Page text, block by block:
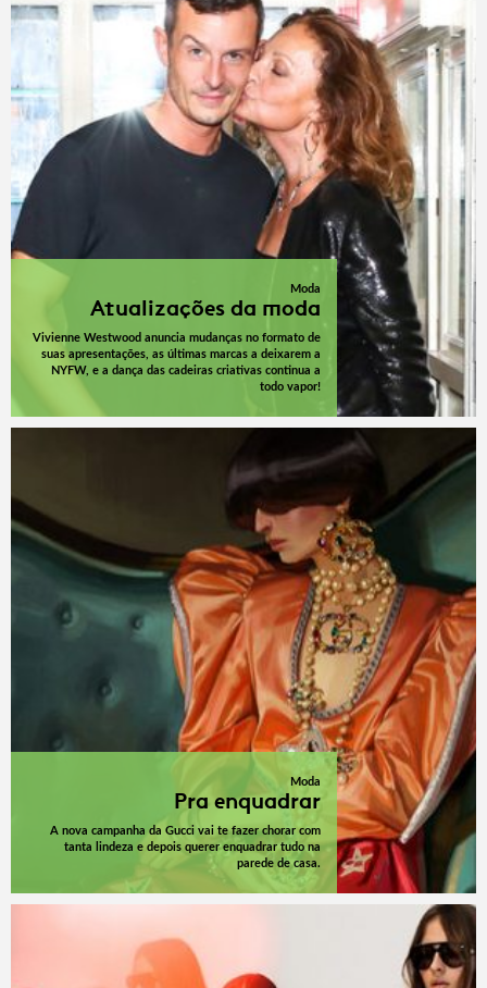
Moda
Atualizações da moda
Vivienne Westwood anuncia mudanças no formato de
suas apresentações, as últimas marcas a deixarem a
NYFW, e a dança das cadeiras criativas continua a
todo vapor!
Moda
Pra enquadrar
A nova campanha da Gucci vai te fazer chorar com
tanta lindeza e depois querer enquadrar tudo na
parede de casa.